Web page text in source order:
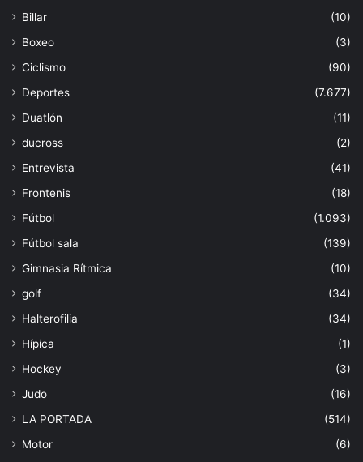
Billar
(10)
Boxeo
(3)
Ciclismo
(90)
Deportes
(7.677)
Duatlón
(11)
ducross
(2)
Entrevista
(41)
Frontenis
(18)
Fútbol
(1.093)
Fútbol sala
(139)
Gimnasia Rítmica
(10)
golf
(34)
Halterofilia
(34)
Hípica
(1)
Hockey
(3)
Judo
(16)
LA PORTADA
(514)
Motor
(6)